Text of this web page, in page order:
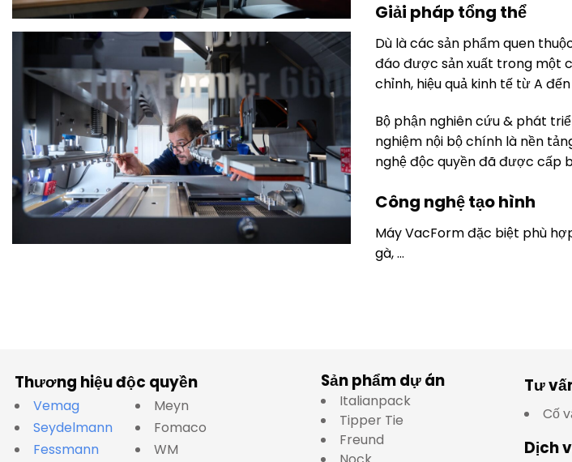
Giải pháp tổng thể
Dù là các sản phẩm quen
đáo được sản xuất trong một
chỉnh, hiệu quả kinh tế từ A
Bộ phận nghiên cứu & phát
nghiệm nội bộ chính là nền
nghệ độc quyền đã được cấp
Công nghệ tạo hình
Máy VacForm đặc biệt phù
gà, …
Thương hiệu độc quyền
Vemag
Seydelmann
Fessmann
Meyn
Fomaco
WM
Sản phẩm dự án
Italianpack
Tipper Tie
Freund
Tư
Cố
Dịch